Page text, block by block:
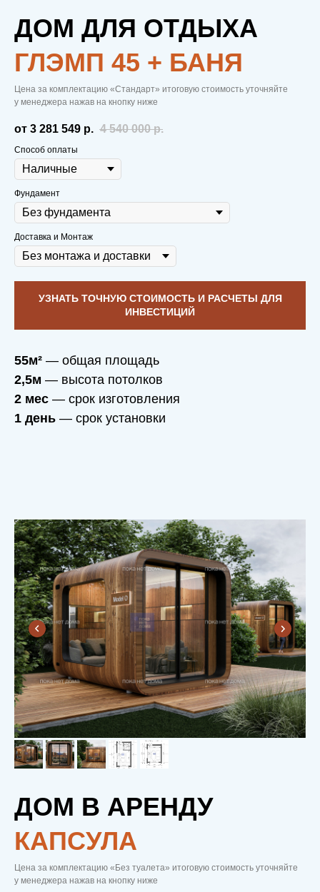
ДОМ ДЛЯ ОТДЫХА
ГЛЭМП 45 + БАНЯ
Цена за комплектацию «Стандарт» итоговую стоимость уточняйте
у менеджера нажав на кнопку ниже
от 3 281 549 р. 4 540 000 р.
Способ оплаты
Фундамент
Доставка и Монтаж
УЗНАТЬ ТОЧНУЮ СТОИМОСТЬ И РАСЧЕТЫ ДЛЯ
ИНВЕСТИЦИЙ
55м² — общая площадь
2,5м — высота потолков
2 мес — срок изготовления
1 день — срок установки
ДОМ В АРЕНДУ
КАПСУЛА
Цена за комплектацию «Без туалета» итоговую стоимость уточняйте
у менеджера нажав на кнопку ниже